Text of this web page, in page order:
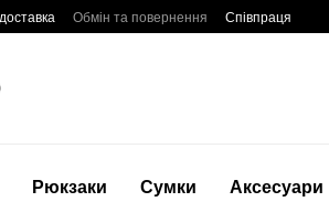
Обмін та повернення Співпраця
Рюкзаки Сумки Аксесуари